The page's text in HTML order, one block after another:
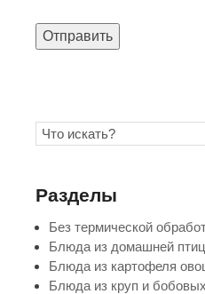
Отправить
Разделы
Без термической
Блюда из домашней
Блюда из картофеля
Блюда из круп и бобовых